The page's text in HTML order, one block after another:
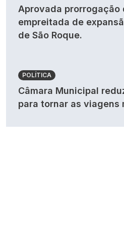
Aprovada prorrogação
empreitada de
de São Roque.
POLÍTICA
Câmara Municipal
para tornar as viagens